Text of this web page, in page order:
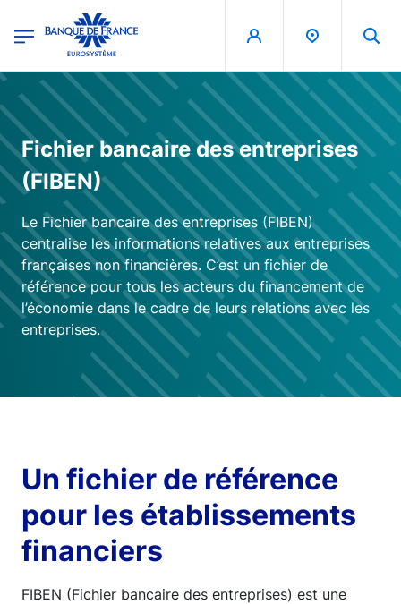
Banque de France - Menu Principal
Fichier bancaire des entreprises
(FIBEN)
Le Fichier bancaire des entreprises (FIBEN)
centralise les informations relatives aux entreprises
françaises non financières. C’est un fichier de
référence pour tous les acteurs du financement de
l’économie dans le cadre de leurs relations avec les
entreprises.
Un fichier de référence
pour les établissements
financiers
FIBEN (Fichier bancaire des entreprises) est une